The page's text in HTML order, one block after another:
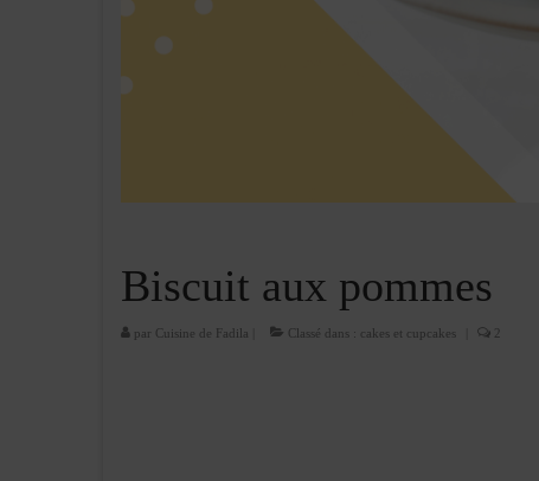
Biscuit aux pommes
par Cuisine de Fadila Classé dans : cakes et cupcakes